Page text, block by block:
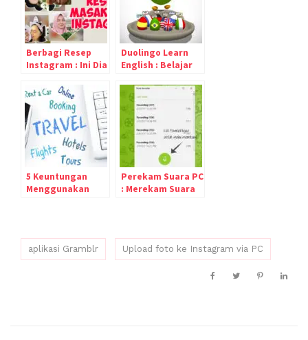
Berbagi Resep
Instagram : Ini Dia
Resep Indonesia
yang Bisa Kamu
Follow
Duolingo Learn
English : Belajar
dengan Aplikasi
Duolingo
5 Keuntungan
Menggunakan
Perekam Suara PC
: Merekam Suara
aplikasi Gramblr Upload foto ke Instagram via PC